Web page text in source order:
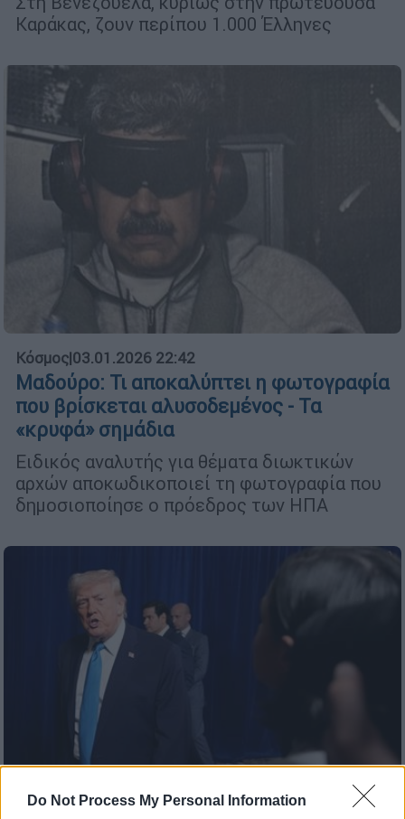
Do Not Process My Personal Information
Καράκας, ζουν περίπου 1.000 Έλληνες
Κόσμος|03.01.2026 22:42
Μαδούρο: Τι αποκαλύπτει η φωτογραφία
που βρίσκεται αλυσοδεμένος - Τα
«κρυφά» σημάδια
Ειδικός αναλυτής για θέματα διωκτικών
αρχών αποκωδικοποιεί τη φωτογραφία που
δημοσιοποίησε ο πρόεδρος των ΗΠΑ